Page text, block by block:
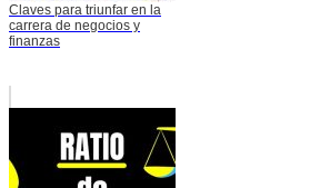
Claves para triunfar en la
carrera de negocios y
finanzas